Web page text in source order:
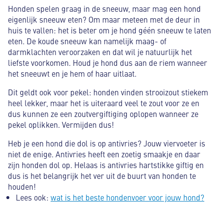
Honden spelen graag in de sneeuw, maar mag een hond
eigenlijk sneeuw eten? Om maar meteen met de deur in
huis te vallen: het is beter om je hond géén sneeuw te laten
eten. De koude sneeuw kan namelijk maag- of
darmklachten veroorzaken en dat wil je natuurlijk het
liefste voorkomen. Houd je hond dus aan de riem wanneer
het sneeuwt en je hem of haar uitlaat.
Dit geldt ook voor pekel: honden vinden strooizout stiekem
heel lekker, maar het is uiteraard veel te zout voor ze en
dus kunnen ze een zoutvergiftiging oplopen wanneer ze
pekel oplikken. Vermijden dus!
Heb je een hond die dol is op antivries? Jouw viervoeter is
niet de enige. Antivries heeft een zoetig smaakje en daar
zijn honden dol op. Helaas is antivries hartstikke giftig en
dus is het belangrijk het ver uit de buurt van honden te
houden!
Lees ook: wat is het beste hondenvoer voor jouw hond?